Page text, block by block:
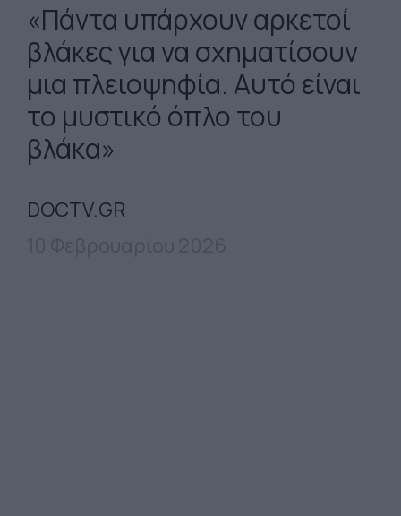
«Πάντα υπάρχουν αρκετοί
βλάκες για να σχηματίσουν
μια πλειοψηφία. Αυτό είναι
το μυστικό όπλο του
βλάκα»
DOCTV.GR